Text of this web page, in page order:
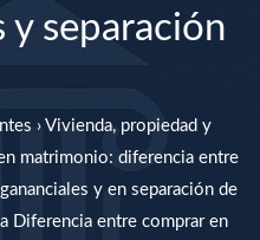
y separación
› Vivienda, propiedad y
matrimonio: diferencia entre
y en separación de
Diferencia entre comprar en